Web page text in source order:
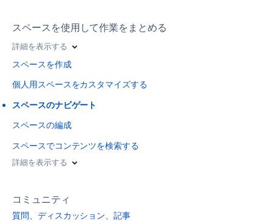
スペースを使用して作業をまとめる
詳細を表示する
スペースを作成
個人用スペースをカスタマイズする
スペースのナビゲート
スペースの編成
スペースでコンテンツを検索する
詳細を表示する
コミュニティ
質問、ディスカッション、記事